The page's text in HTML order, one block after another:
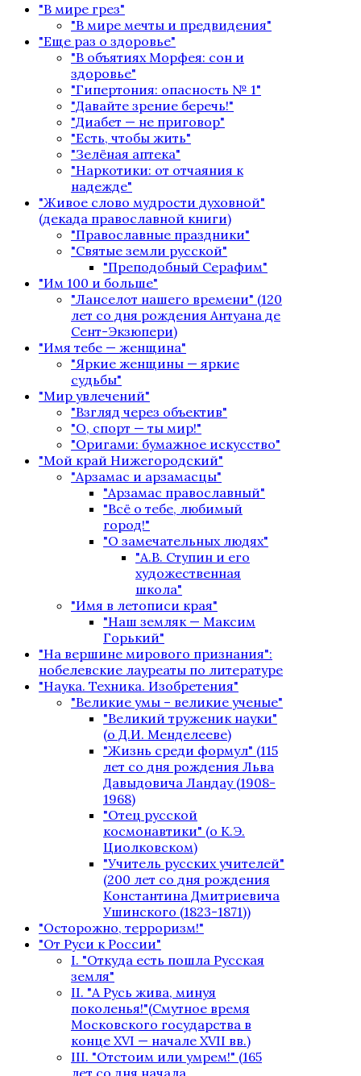
"В мире грез"
"В мире мечты и предвидения"
"Еще раз о здоровье"
"В объятиях Морфея: сон и
здоровье"
"Гипертония: опасность № 1"
"Давайте зрение беречь!"
"Диабет — не приговор"
"Есть, чтобы жить"
"Зелёная аптека"
"Наркотики: от отчаяния к
надежде"
"Живое слово мудрости духовной"
(декада православной книги)
"Православные праздники"
"Святые земли русской"
"Преподобный Серафим"
"Им 100 и больше"
"Ланселот нашего времени" (120
лет со дня рождения Антуана де
Сент-Экзюпери)
"Имя тебе — женщина"
"Яркие женщины — яркие
судьбы"
"Мир увлечений"
"Взгляд через объектив"
"О, спорт — ты мир!"
"Оригами: бумажное искусство"
"Мой край Нижегородский"
"Арзамас и арзамасцы"
"Арзамас православный"
"Всё о тебе, любимый
город!"
"О замечательных людях"
"А.В. Ступин и его
художественная
школа"
"Имя в летописи края"
"Наш земляк — Максим
Горький"
"На вершине мирового признания":
нобелевские лауреаты по литературе
"Наука. Техника. Изобретения"
"Великие умы – великие ученые"
"Великий труженик науки"
(о Д.И. Менделееве)
"Жизнь среди формул" (115
лет со дня рождения Льва
Давыдовича Ландау (1908-
1968)
"Отец русской
космонавтики" (о К.Э.
Циолковском)
"Учитель русских учителей"
(200 лет со дня рождения
Константина Дмитриевича
Ушинского (1823-1871))
"Осторожно, терроризм!"
"От Руси к России"
I. "Откуда есть пошла Русская
земля"
II. "А Русь жива, минуя
поколенья!"(Смутное время
Московского государства в
конце XVI — начале XVII вв.)
III. "Отстоим или умрем!" (165